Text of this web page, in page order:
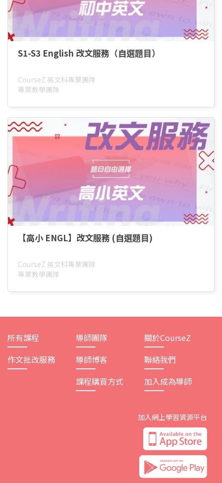
S1-S3 English 改文服務（自選題目）
CourseZ 英文科專業團隊
專業教學團隊
【高小 ENGL】改文服務 (自選題目)
CourseZ 英文科專業團隊
專業教學團隊
所有課程
作文批改服務
導師團隊
導師博客
課程購買方式
關於CourseZ
聯絡我們
加入成為導師
加入網上學習資源平台